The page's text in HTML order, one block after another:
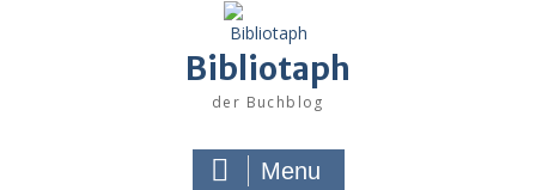
Bibliotaph
der Buchblog
Menu